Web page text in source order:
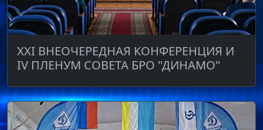
XXI ВНЕОЧЕРЕДНАЯ КОНФЕРЕНЦИЯ И
IV ПЛЕНУМ СОВЕТА БРО "ДИНАМО"